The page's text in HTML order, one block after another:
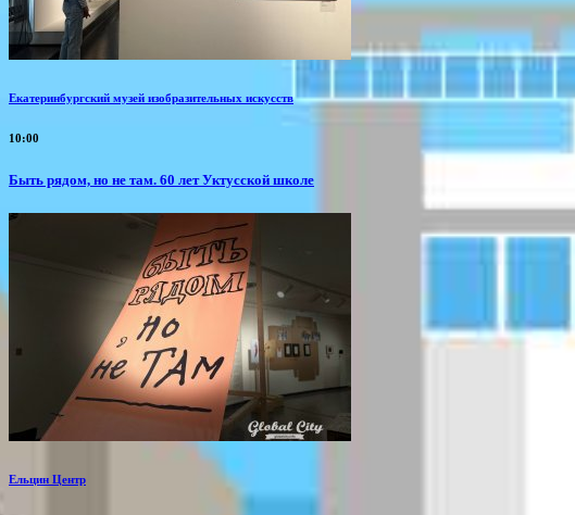
Екатеринбургский музей изобразительных искусств
10:00
Быть рядом, но не там. 60 лет Уктусской школе
Ельцин Центр